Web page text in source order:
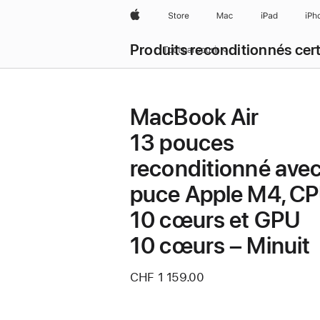
AppleStore Mac iPad
Produits reconditionnés
Tout parcourir
MacBook Air
13 pouces
reconditionné
puce Apple M4,
10 cœurs et GPU
10 cœurs – Minuit
CHF 1 159.00